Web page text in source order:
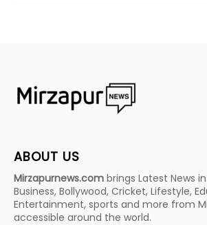
ABOUT US
Mirzapurnews.com brings Latest News
Business, Bollywood, Cricket, Lifestyle,
Entertainment, sports and more from
accessible around the world.